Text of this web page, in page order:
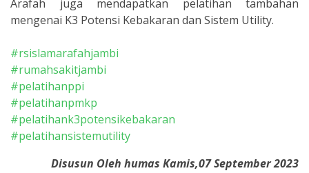
Arafah juga mendapatkan pelatihan tambahan
mengenai K3 Potensi Kebakaran dan Sistem Utility.
#rsislamarafahjambi
#rumahsakitjambi
#pelatihanppi
#pelatihanpmkp
#pelatihank3potensikebakaran
#pelatihansistemutility
Disusun Oleh humas Kamis,07 September 2023